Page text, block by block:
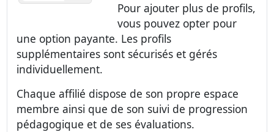
Pour ajouter plus de profils,
vous pouvez opter pour
une option payante. Les profils
supplémentaires sont sécurisés et gérés
individuellement.
Chaque affilié dispose de son propre espace
membre ainsi que de son suivi de progression
pédagogique et de ses évaluations.